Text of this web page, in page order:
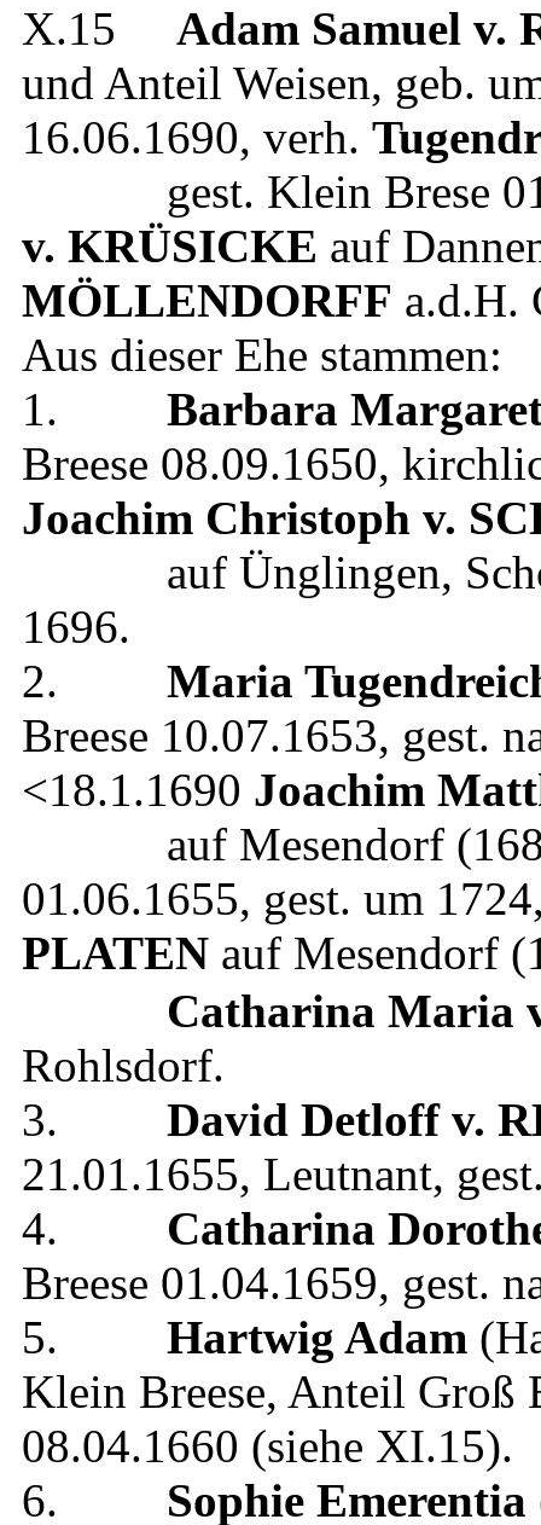
X.15 Adam Samuel v.
und Anteil Weisen, geb.
16.06.1690, verh.
gest. Klein Brese
v. KRÜSICKE auf
MÖLLENDORFF a.d.H.
Aus dieser Ehe stammen:
1. Barbara
Breese 08.09.1650,
Joachim Christoph v.
auf Ünglingen,
1696.
2. Maria
Breese 10.07.1653, gest.
<18.1.1690 Joachim
auf Mesendorf
01.06.1655, gest. um 1724
PLATEN auf Mesendorf
Catharina Maria
Rohlsdorf.
3. David Detloffv.
21.01.1655, Leutnant,
4. Catharina
Breese 01.04.1659, gest.
5. Hartwig Adam
Klein Breese, Anteil Groß
08.04.1660 (siehe XI.15).
6. Sophie Emerentia